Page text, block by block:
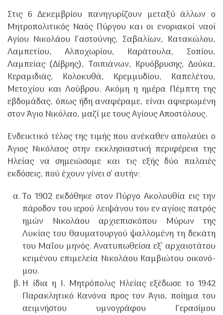
Στις 6 Δεκεμβρίου πανηγυρίζουν μεταξύ άλλων ο
Μητροπολιτικός Ναός Πύργου και οι ενοριακοί ναοί
Αγίου Νικολάου Γαστούνης, Σαβαλίων, Κατακώλου,
Λαμπετίου, Αλποχωρίου, Καράτουλα, Σοπίου,
Λαμπείας (Δίβρης), Τσιπιάνων, Κρυόβρυσης, Δούκα,
Κεραμιδιάς, Κολοκυθά, Κρεμμυδίου, Καπελέτου,
Μετοχίου και Λούβρου. Ακόμη η ημέρα Πέμπτη της
εβδομάδας, όπως ήδη αναφέραμε, είναι αφιερωμένη
στον Άγιο Νικόλαο, μαζί με τους Αγίους Αποστόλους.
Ενδεικτικό τέλος της τιμής που ανέκαθεν απολαύει ο
Άγιος Νικόλαος στην εκκλησιαστική περιφέρεια της
Ηλείας να σημειώσομε και τις εξής δύο παλαιές
εκδόσεις, πού έχουν γίνει σ’ αυτήν:
Το 1902 εκδόθηκε στον Πύργο Ακολουθία εις την
πάροδον του ιερού λειψάνου του εν αγίοις πατρός
ημών Νικολάου αρχιεπισκόπου Μύρων της
Λυκίας του θαυματουργού ψαλλομένη τη δεκάτη
του Μαΐου μηνός. Ανατυπωθείσα εξ’ αρχαιοτάτου
κειμένου επιμελεία Νικολάου Καμβιώτου οικονό­
μου.
Η ίδια η Ι. Μητρόπολις Ηλείας εξέδωσε το 1942
Παρακλητικό Κανόνα προς τον Άγιο, ποίημα του
αειμνήστου υμνογράφου Γερασίμου